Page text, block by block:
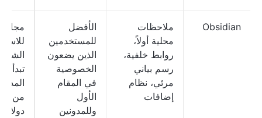
Obsidian
ملاحظات
محلية أولاً،
روابط خلفية،
رسم بياني
مرئي، نظام
إضافات
الأفضل
للمستخدمين
الذين يضعون
الخصوصية
في المقام
الأول
وللمدونين
مجاني
تبدأ